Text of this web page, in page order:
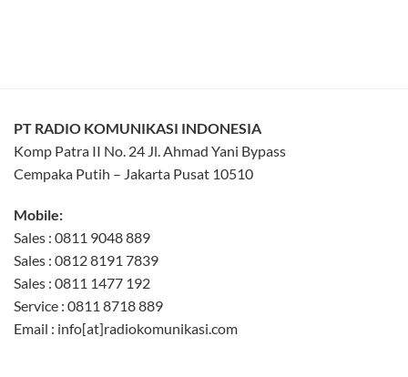
PT RADIO KOMUNIKASI INDONESIA
Komp Patra II No. 24 Jl. Ahmad Yani Bypass
Cempaka Putih – Jakarta Pusat 10510
Mobile:
Sales : 0811 9048 889
Sales : 0812 8191 7839
Sales : 0811 1477 192
Service : 0811 8718 889
Email : info[at]radiokomunikasi.com